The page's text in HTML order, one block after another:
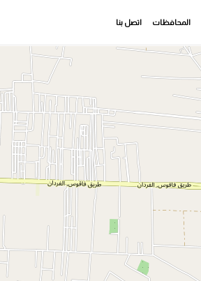
المحافظات اتصل بنا